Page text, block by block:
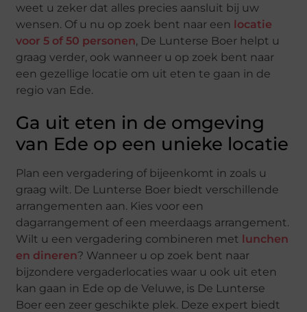
weet u zeker dat alles precies aansluit bij uw
wensen. Of u nu op zoek bent naar een locatie
voor 5 of 50 personen, De Lunterse Boer helpt u
graag verder, ook wanneer u op zoek bent naar
een gezellige locatie om uit eten te gaan in de
regio van Ede.
Ga uit eten in de omgeving
van Ede op een unieke locatie
Plan een vergadering of bijeenkomt in zoals u
graag wilt. De Lunterse Boer biedt verschillende
arrangementen aan. Kies voor een
dagarrangement of een meerdaags arrangement.
Wilt u een vergadering combineren met lunchen
en dineren? Wanneer u op zoek bent naar
bijzondere vergaderlocaties waar u ook uit eten
kan gaan in Ede op de Veluwe, is De Lunterse
Boer een zeer geschikte plek. Deze expert biedt